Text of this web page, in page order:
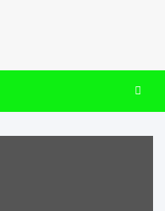
87.7, 106